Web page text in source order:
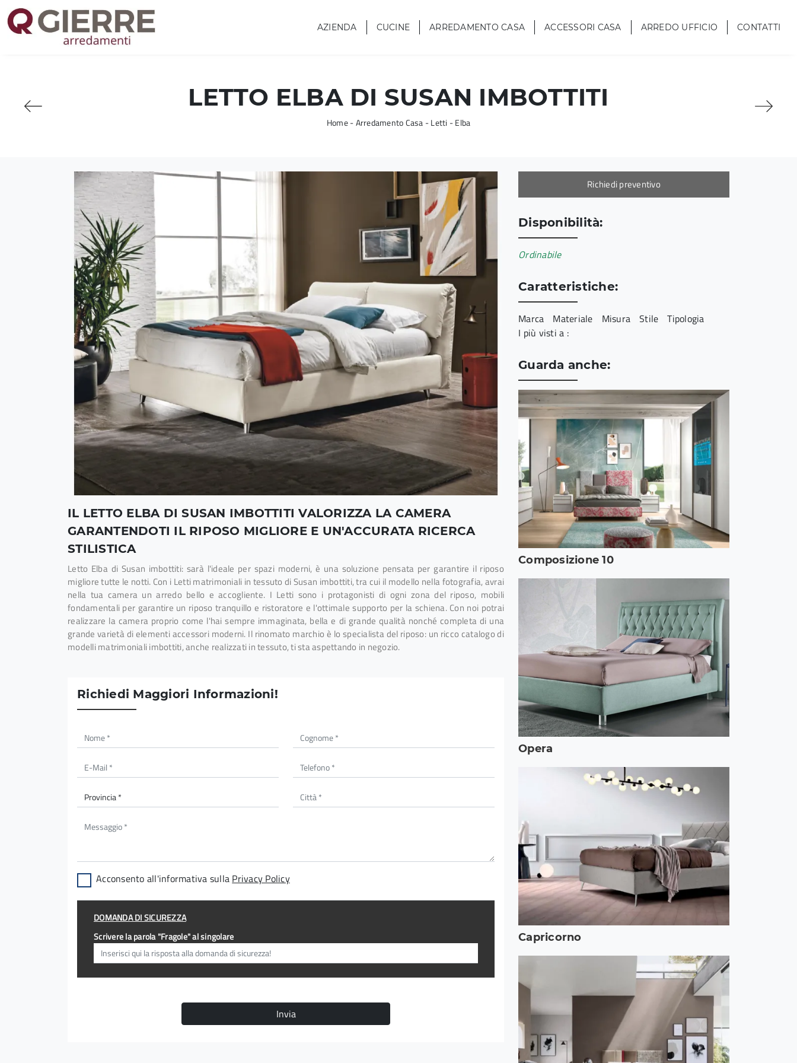
AZIENDA CUCINE ARREDAMENTO CASA ACCESSORI CASA ARREDO UFFICIO CONTATTI
LETTO ELBA DI SUSAN IMBOTTITI
Home-Arredamento Casa -Letti -Elba
IL LETTO ELBA DI SUSAN IMBOTTITI VALORIZZA LA CAMERA
GARANTENDOTI IL RIPOSO MIGLIORE E UN'ACCURATA RICERCA
STILISTICA
Letto Elba di Susan imbottiti: sarà l'ideale per spazi moderni, è una soluzione pensata per garantire il riposo
migliore tutte le notti. Con i Letti matrimoniali in tessuto di Susan imbottiti, tra cui il modello nella fotografia, avrai
nella tua camera un arredo bello e accogliente. I Letti sono i protagonisti di ogni zona del riposo, mobili
fondamentali per garantire un riposo tranquillo e ristoratore e l'ottimale supporto per la schiena. Con noi potrai
realizzare la camera proprio come l'hai sempre immaginata, bella e di grande qualità nonché completa di una
grande varietà di elementi accessori moderni. Il rinomato marchio è lo specialista del riposo: un ricco catalogo di
modelli matrimoniali imbottiti, anche realizzati in tessuto, ti sta aspettando in negozio.
Richiedi Maggiori Informazioni!
Acconsento all'informativa sulla Privacy Policy
DOMANDA DI SICUREZZA
Scrivere la parola "Fragole" al singolare
Invia
Richiedi preventivo
Disponibilità:
Ordinabile
Caratteristiche:
Marca Materiale Misura Stile
Tipologia
I più visti a :
Guarda anche:
Composizione 10
Opera
Capricorno